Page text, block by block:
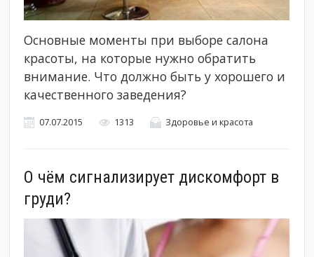
Основные моменты при выборе салона
красоты, на которые нужно обратить
внимание. Что должно быть у хорошего и
качественного заведения?
07.07.2015 1313 Здоровье и красота
О чём сигнализирует дискомфорт в
груди?